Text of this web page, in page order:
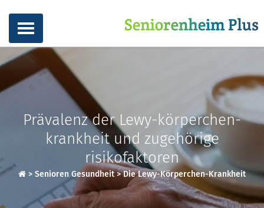
Prävalenz der Lewy-körperchen-
krankheit und zugehörige
risikofaktoren
> Senioren Gesundheit>Die Lewy-Körperchen-Krankheit